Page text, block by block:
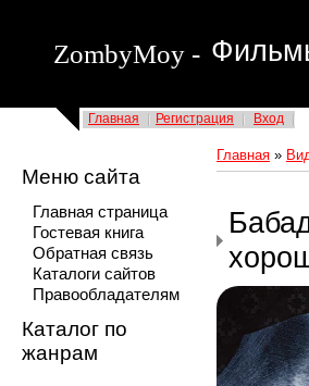
ZombyMoy -
Главная Регистрация Вход
Меню сайта
Главная страница
Гостевая книга
Обратная связь
Каталоги сайтов
Правообладателям
Каталог по
жанрам
Главная »